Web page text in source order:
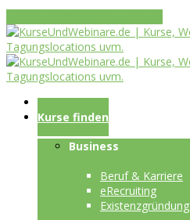
Startseite
Kurse finden
Business
Beruf & Karriere
eRecruiting
Existenzgründung